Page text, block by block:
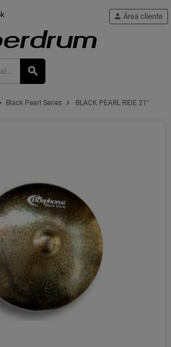
search
person Área cliente
Black Pearl Series chevron_right BLACK PEARL RIDE 21"